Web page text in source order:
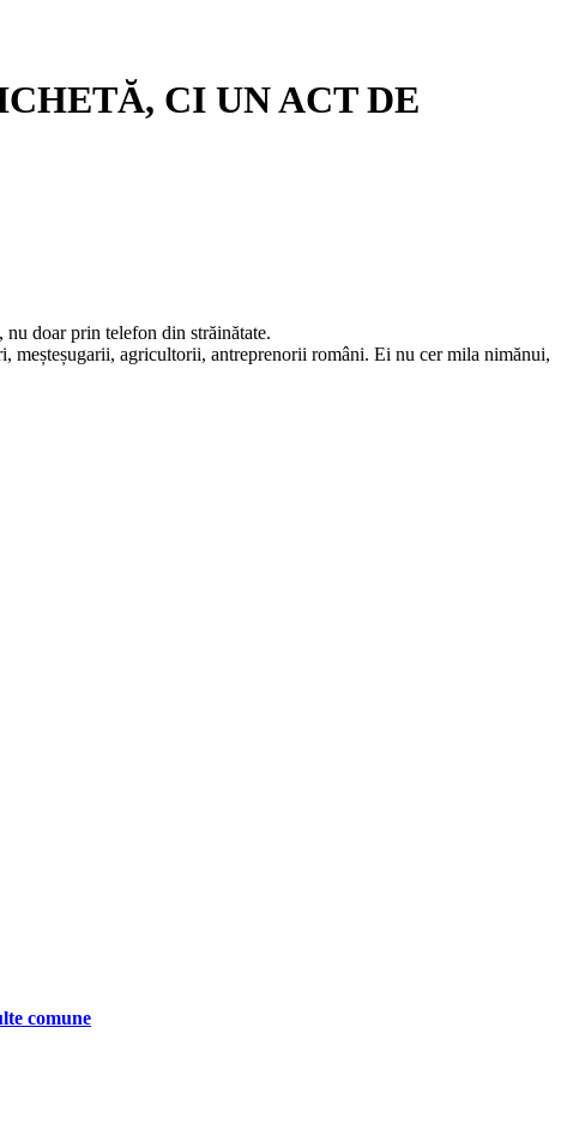
CI UN ACT DE
nu doar prin telefon din străinătate.
meșteșugarii, agricultorii, antreprenorii români. Ei nu cer mila nimănui,
comune